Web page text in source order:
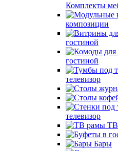
Комплекты
композиции
гостиной
гостиной
телевизор
телевизор
Бары